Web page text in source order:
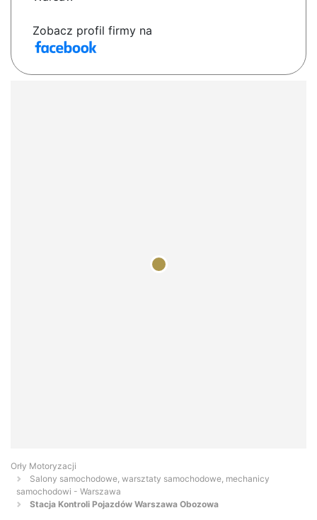
Zobacz profil firmy na
Orły Motoryzacji
Salony samochodowe, warsztaty samochodowe, mechanicy
samochodowi - Warszawa
Stacja Kontroli Pojazdów Warszawa Obozowa